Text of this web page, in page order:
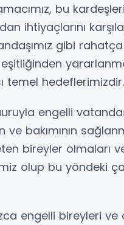
bu
ihtiyaçlarını
gibi
temel hedeflerimizdir.
engelli
bakımının
bireyler olmaları
olup bu yöndeki
engelli bireyleri ve